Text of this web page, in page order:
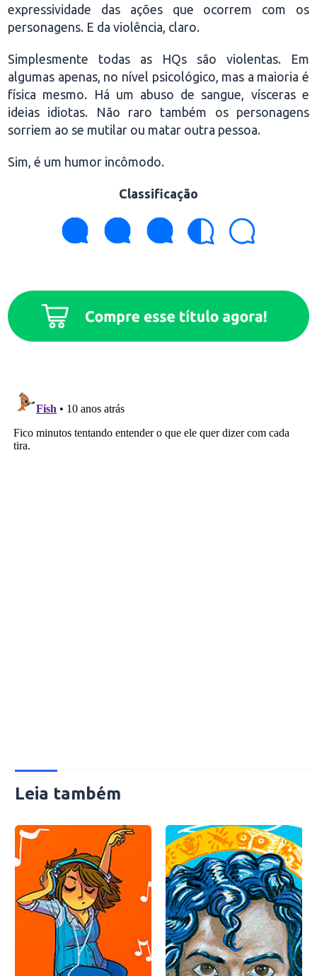
expressividade das ações que ocorrem com os
personagens. E da violência, claro.
Simplesmente todas as HQs são violentas. Em
algumas apenas, no nível psicológico, mas a maioria é
física mesmo. Há um abuso de sangue, vísceras e
ideias idiotas. Não raro também os personagens
sorriem ao se mutilar ou matar outra pessoa.
Sim, é um humor incômodo.
Classificação
Leia também